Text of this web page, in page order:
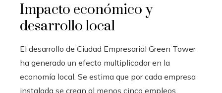
Impacto económico y
desarrollo local
El desarrollo de Ciudad Empresarial Green Tower
ha generado un efecto multiplicador en la
economía local. Se estima que por cada empresa
instalada se crean al menos cinco empleos